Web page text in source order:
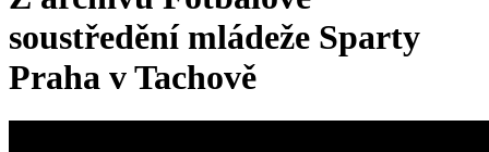
soustředění mládeže Sparty
Praha v Tachově